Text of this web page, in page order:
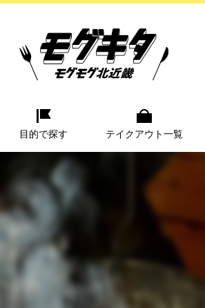
目的で探す テイクアウト一覧